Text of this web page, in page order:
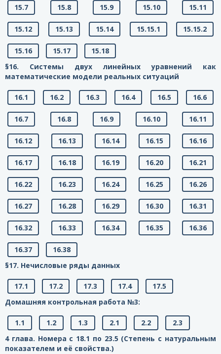
15.7 15.8 15.9 15.10 15.11
15.12 15.13 15.14 15.15.1 15.15.2
15.16 15.17
15.18
§16. Системы двух линейных уравнений как
математические модели реальных ситуаций
16.1 16.2 16.3 16.4 16.5 16.6
16.7 16.8 16.9 16.10 16.11
16.12 16.13 16.14 16.15 16.16
16.17 16.18 16.19 16.20 16.21
16.22 16.23 16.24 16.25 16.26
16.27 16.28 16.29 16.30 16.31
16.32 16.33 16.34 16.35 16.36
16.37
16.38
§17. Нечисловые ряды данных
17.1 17.2 17.3 17.4
17.5
Домашняя контрольная работа №3:
1.1 1.2 1.3 2.1 2.2
2.3
4 глава. Номера с 18.1 по 23.5 (Степень с натуральным
показателем и её свойства.)